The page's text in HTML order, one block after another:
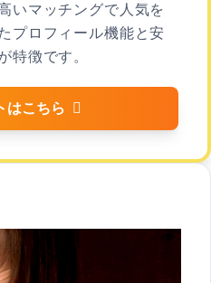
いマッチングで人気を
プロフィール機能と安
特徴です。
はこちら